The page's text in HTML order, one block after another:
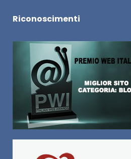
Riconoscimenti